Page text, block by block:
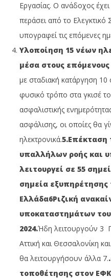
Εργασίας. Ο ανάδοχος
περάσει από το Ελεγκτικό
υπογραφεί τις επόμενες
Υλοποίηση 15 νέων
μέσα στους επόμενους
με σταδιακή κατάργηση
φυσικό τρόπο στα γκισέ
ασφαλιστικής
ασφάλισης, οι οποίες θα
ηλεκτρονικά.5.Επέκταση
υπαλλήλων ροής και
λειτουργεί σε 55
σημεία
Ελλάδα6Ριζική
υποκαταστημάτων
2024.Ήδη λειτουργούν 3
Αττική και Θεσσαλονίκη
θα λειτουργήσουν άλλα 7.
τοποθέτησης στον